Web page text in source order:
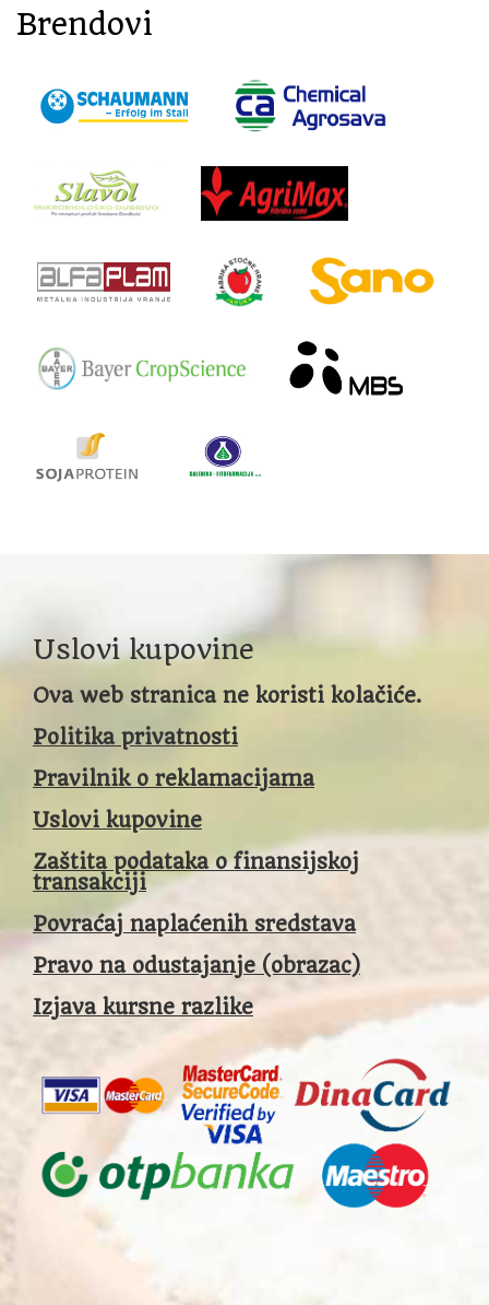
Brendovi
Uslovi kupovine
Ova web stranica ne koristi kolačiće.
Politika privatnosti
Pravilnik o reklamacijama
Uslovi kupovine
Zaštita podataka o finansijskoj
transakciji
Povraćaj naplaćenih sredstava
Pravo na odustajanje (obrazac)
Izjava kursne razlike